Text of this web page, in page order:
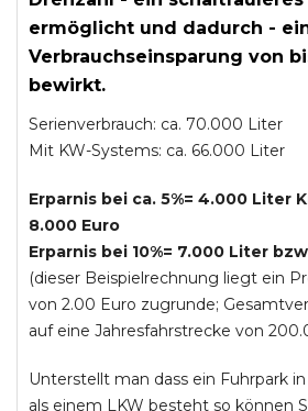
ermöglicht und dadurch -
Verbrauchseinsparung von
bewirkt.
Serienverbrauch: ca. 70.000 Liter
Mit KW-Systems: ca. 66.000 Liter
Erparnis bei ca. 5%= 4.000 Liter
8.000 Euro
Erparnis bei 10%= 7.000 Liter
(dieser Beispielrechnung liegt ein
von 2.00 Euro zugrunde;
auf eine Jahresfahrstrecke von
Unterstellt man dass ein Fuhrpark
als einem LKW besteht so können